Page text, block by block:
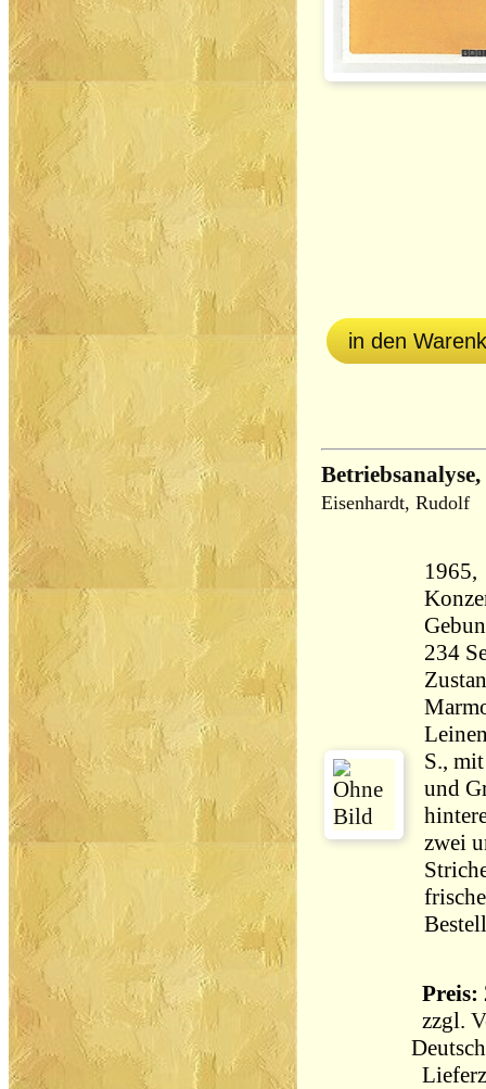
in den
Eisenhardt, Rudolf
1965,
S.,
und
zwei
Preis:
zzgl.